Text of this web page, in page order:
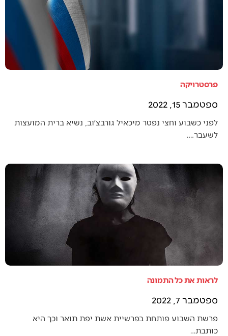
פרסטרויקה
ספטמבר 15, 2022
לפני כשבוע וחצי נפטר מיכאיל גורבצ׳וב, נשיא ברית המועצות
לשעבר.…
לראות את כל התמונה
ספטמבר 7, 2022
פרשת השבוע פותחת בפרשיית אשת יפת תואר וכך היא
כותבת…